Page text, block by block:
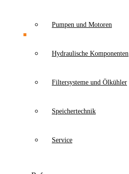
Pumpen und Motoren
Hydraulische Komponenten
Filtersysteme und Ölkühler
Speichertechnik
Service